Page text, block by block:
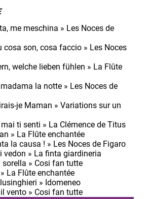
me meschina » Les Noces de
cosa son, cosa faccio » Les Noces
welche lieben fühlen » La Flûte
la notte » Les Noces de
je Maman » Variations sur un
ti senti » La Clémence de Titus
» La Flûte enchantée
la causa ! » Les Noces de Figaro
vedon » La finta giardineria
sorella » Cosi fan tutte
La Flûte enchantée
» Idomeneo
vento » Cosi fan tutte